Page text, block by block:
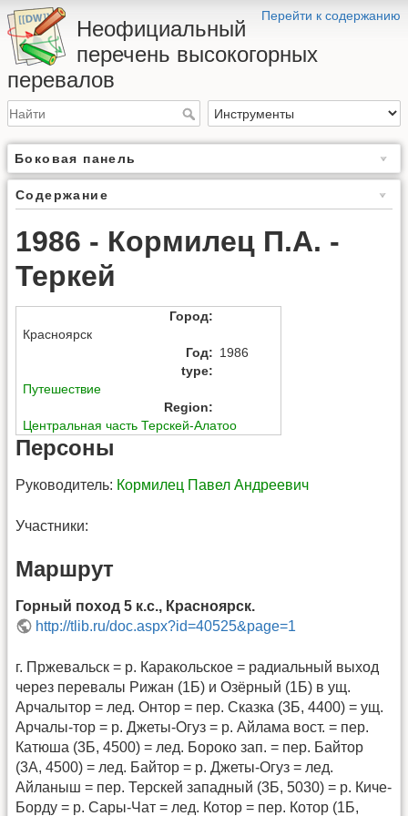
Перейти к содержанию
Неофициальный
перечень высокогорных
перевалов
Боковая панель
Содержание
1986 - Кормилец П.А. -
Теркей
Город:
Красноярск
Год: 1986
type:
Путешествие
Region:
Центральная часть Терскей-Алатоо
Персоны
Руководитель: Кормилец Павел Андреевич
Участники:
Маршрут
Горный поход 5 к.с., Красноярск.
http://tlib.ru/doc.aspx?id=40525&page=1
г. Пржевальск = р. Каракольское = радиальный выход
через перевалы Рижан (1Б) и Озёрный (1Б) в ущ.
Арчалытор = лед. Онтор = пер. Сказка (3Б, 4400) = ущ.
Арчалы-тор = р. Джеты-Огуз = р. Айлама вост. = пер.
Катюша (3Б, 4500) = лед. Бороко зап. = пер. Байтор
(3А, 4500) = лед. Байтор = р. Джеты-Огуз = лед.
Айланыш = пер. Терскей западный (3Б, 5030) = р. Киче-
Борду = р. Сары-Чат = лед. Котор = пер. Котор (1Б,